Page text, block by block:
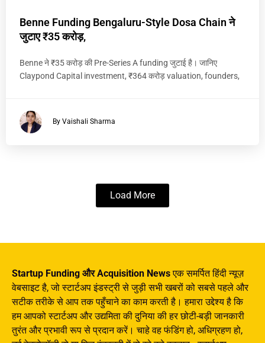
Benne Funding Bengaluru-Style Dosa Chain ने
जुटाए ₹35 करोड़,
Benne ने ₹35 करोड़ की Pre-Series A funding जुटाई है। जानिए
Claypond Capital investment, ₹364 करोड़ valuation, founders,
By Vaishali Sharma
Load More
Startup Funding और Acquisition Newsएक समर्पित हिंदी न्यूज़
वेबसाइट है, जो स्टार्टअप इंडस्ट्री से जुड़ी सभी खबरों को सबसे पहले और
सटीक तरीके से आप तक पहुँचाने का काम करती है। हमारा उद्देश्य है कि
हम आपको स्टार्टअप और उद्यमिता की दुनिया की हर छोटी-बड़ी जानकारी
तुरंत और प्रभावी रूप से प्रदान करें। चाहे वह फंडिंग हो, अधिग्रहण हो,